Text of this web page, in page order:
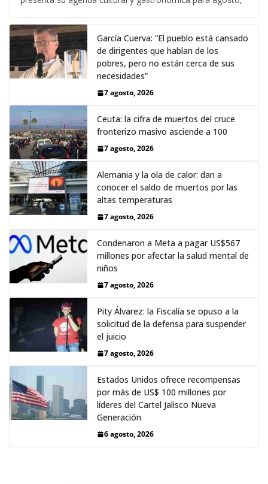
García Cuerva: “El pueblo está cansado
de dirigentes que hablan de los
pobres, pero no están cerca de sus
necesidades”
7 agosto, 2026
Ceuta: la cifra de muertos del cruce
fronterizo masivo asciende a 100
7 agosto, 2026
Alemania y la ola de calor: dan a
conocer el saldo de muertos por las
altas temperaturas
7 agosto, 2026
Condenaron a Meta a pagar US$567
millones por afectar la salud mental de
niños
7 agosto, 2026
Pity Álvarez: la Fiscalía se opuso a la
solicitud de la defensa para suspender
el juicio
7 agosto, 2026
Estados Unidos ofrece recompensas
por más de US$ 100 millones por
líderes del Cartel Jalisco Nueva
Generación
6 agosto, 2026